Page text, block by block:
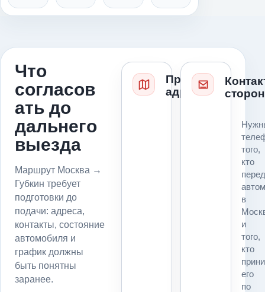
Что
согласов
ать до
дальнего
выезда
Маршрут Москва →
Губкин требует
подготовки до
подачи: адреса,
контакты, состояние
автомобиля и
график должны
быть понятны
заранее.
Проверка
адресов
сторон
того,
кто
в
и
того,
кто
его
по